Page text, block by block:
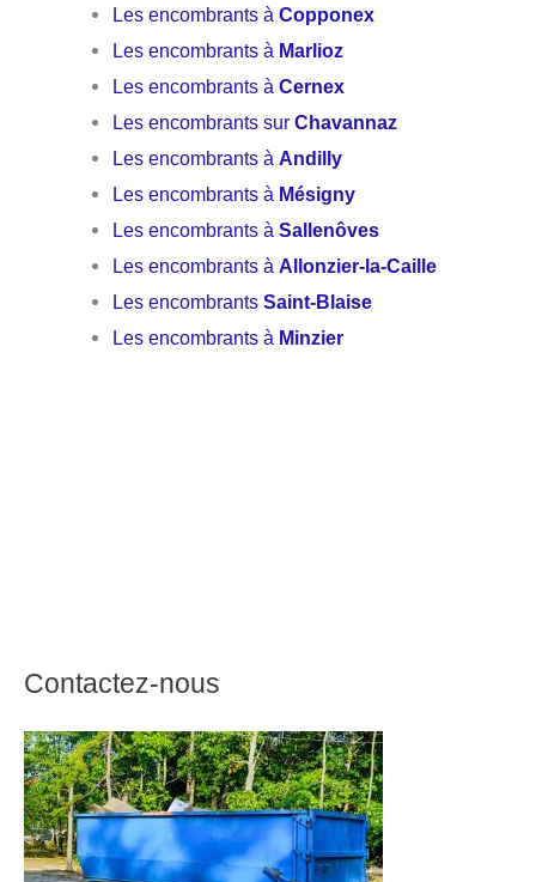
Les encombrants àCopponex
Les encombrants à Marlioz
Les encombrants àCernex
Les encombrants surChavannaz
Les encombrants àAndilly
Les encombrants à Mésigny
Les encombrants àSallenôves
Les encombrants àAllonzier-la-Caille
Les encombrantsSaint-Blaise
Les encombrants à Minzier
Contactez-nous